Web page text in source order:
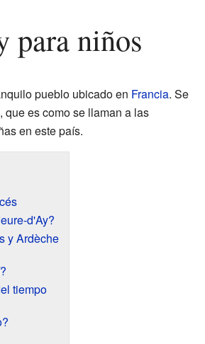
para niños
pueblo ubicado en Francia. Se
, que es como se llaman a las
en este país.
d'Ay?
y Ardèche
tiempo